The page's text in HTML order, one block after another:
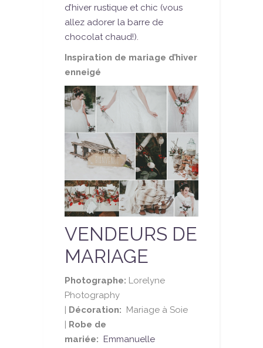
d’hiver rustique et chic (vous
allez adorer la barre de
chocolat chaud!).
Inspiration de mariage d’hiver
enneigé
VENDEURS DE
MARIAGE
Photographe: Lorelyne
Photography
| Décoration: Mariage à Soie
| Robe de
mariée: Emmanuelle